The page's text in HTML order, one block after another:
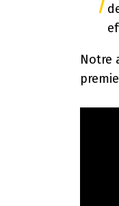
Notre